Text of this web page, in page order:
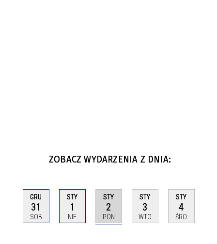
ZOBACZ WYDARZENIA Z DNIA:
GRU
31
SOB
STY
1
NIE
STY
2
PON
STY
3
WTO
STY
4
ŚRO